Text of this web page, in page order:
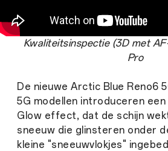
Kwaliteitsinspectie (3D met
Pro
De nieuwe Arctic Blue Reno6
5G modellen introduceren een
Glow effect, dat de schijn
sneeuw die glinsteren onder
kleine "sneeuwvlokjes"